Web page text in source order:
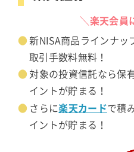
＼楽天会員
新NISA商品ラインナッ
取引手数料無料！
対象の投資信託なら保
イントが貯まる！
さらに楽天カードで積
イントが貯まる！